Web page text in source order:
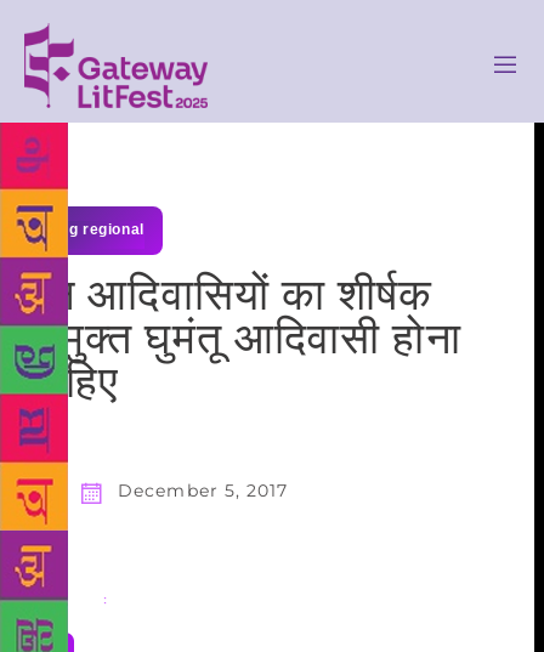
blog regional
इन आदिवासियों का शीर्षक
विमुक्त घुमंतू आदिवासी होना
चाहिए
December 5, 2017
Share :